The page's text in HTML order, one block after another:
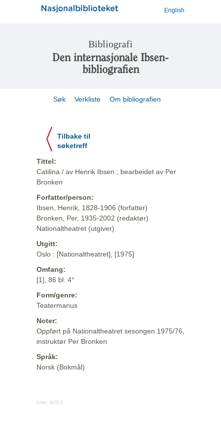
English
Bibliografi
Den internasjonale Ibsen-
bibliografien
Søk Verkliste Om bibliografien
Tilbake til
søketreff
Tittel:
Catilina / av Henrik Ibsen ; bearbeidet av Per
Bronken
Forfatter/person:
Ibsen, Henrik, 1828-1906 (forfatter)
Bronken, Per, 1935-2002 (redaktør)
Nationaltheatret (utgiver)
Utgitt:
Oslo : [Nationaltheatret], [1975]
Omfang:
[1], 86 bl. 4°
Form/genre:
Teatermanus
Noter:
Oppført på Nationaltheatret sesongen 1975/76,
instruktør Per Bronken
Språk:
Norsk (Bokmål)
Kilde: MODS